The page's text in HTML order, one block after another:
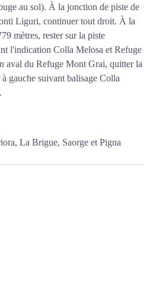
au sol). À la jonction de piste de
Liguri, continuer tout droit. À la
mètres, rester sur la piste
l'indication Colla Melosa et Refuge
aval du Refuge Mont Grai, quitter la
gauche suivant balisage Colla
La Brigue, Saorge et Pigna